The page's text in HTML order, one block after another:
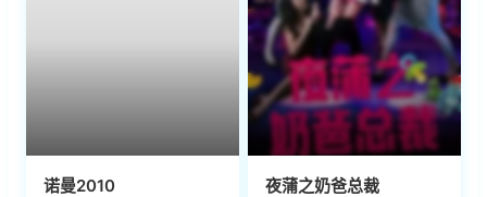
诺曼2010 夜蒲之奶爸总裁